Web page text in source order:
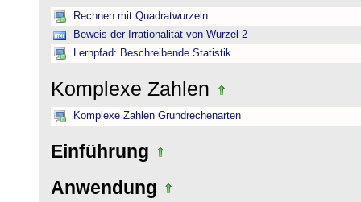
Rechnen mit Quadratwurzeln
Beweis der Irrationalität von Wurzel 2
Lernpfad: Beschreibende Statistik
Komplexe Zahlen
Komplexe Zahlen Grundrechenarten
Einführung
Anwendung